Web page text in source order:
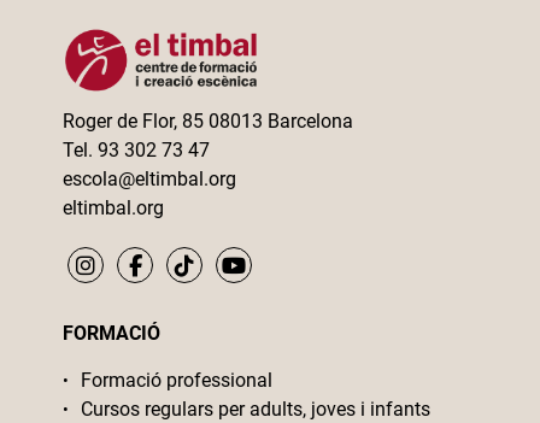
Roger de Flor, 85 08013 Barcelona
Tel. 93 302 73 47
escola@eltimbal.org
eltimbal.org
FORMACIÓ
Formació professional
Cursos regulars per adults, joves i infants